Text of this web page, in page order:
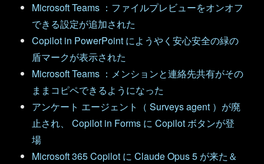
Microsoft Teams ：ファイルプレビューをオンオフ
できる設定が追加された
Copilot in PowerPoint にようやく安心安全の緑の
盾マークが表示された
Microsoft Teams ：メンションと連絡先共有がその
ままコピペできるようになった
アンケート エージェント（ Surveys agent ）が廃
止され、 Copilot in Forms に Copilot ボタンが登
場
Microsoft 365 Copilot に Claude Opus 5 が来た＆